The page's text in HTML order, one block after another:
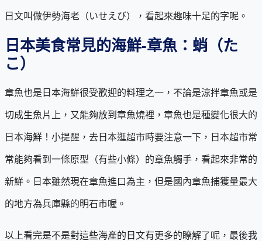
日文叫做伊勢海老（いせえび），看起來趣味十足的字呢。
日本美食常見的海鮮-章魚：蛸（た
こ）
章魚也是日本海鮮很受歡迎的料理之一，不論是涼拌章魚或是
切成生魚片上，又能夠放到章魚燒裡，章魚也是種變化很大的
日本海鮮！小提醒，去日本逛超市時要注意一下，日本超市常
常能夠看到一條原型（有些小條）的章魚觸手，看起來非常的
新鮮。日本雖然現在章魚進口為主，但是國內章魚捕獲量最大
的地方為兵庫縣的明石市喔。
以上看完是不是對這些海產的日文有更多的瞭解了呢，最後我